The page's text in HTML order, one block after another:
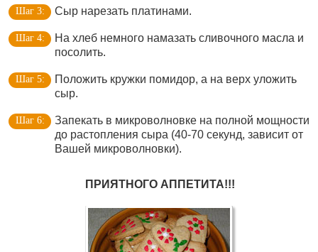
Сыр нарезать платинами.
На хлеб немного намазать сливочного масла и
посолить.
Положить кружки помидор, а на верх уложить
сыр.
Запекать в микроволновке на полной мощности
до растопления сыра (40-70 секунд, зависит от
Вашей микроволновки).
ПРИЯТНОГО АППЕТИТА!!!